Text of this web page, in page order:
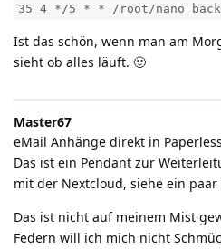
35 4 */5 * * /root/nano
Ist das schön, wenn man am
sieht ob alles läuft. 🙂
Master67
eMail Anhänge direkt in
Das ist ein Pendant zur
mit der Nextcloud, siehe ein paar
Das ist nicht auf meinem Mist
Federn will ich mich nicht